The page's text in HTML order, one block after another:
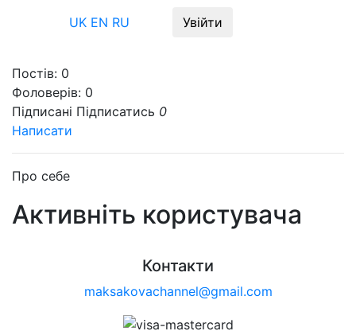
UK EN RU Увійти
Постів: 0
Фоловерів: 0
Підписані Підписатись 0
Написати
Про себе
Активніть користувача
Контакти
maksakovachannel@gmail.com